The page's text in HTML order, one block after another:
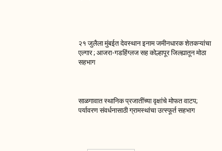
२१ जुलैला मुंबईत देवस्थान इनाम जमीनधारक शेतकऱ्यांचा
एल्गार ; आजरा-गडहिंग्लज सह कोल्हापूर जिल्ह्यातून मोठा
सहभाग
साळगावात स्थानिक प्रजातींच्या वृक्षांचे मोफत वाटप;
पर्यावरण संवर्धनासाठी ग्रामस्थांचा उत्स्फूर्त सहभाग